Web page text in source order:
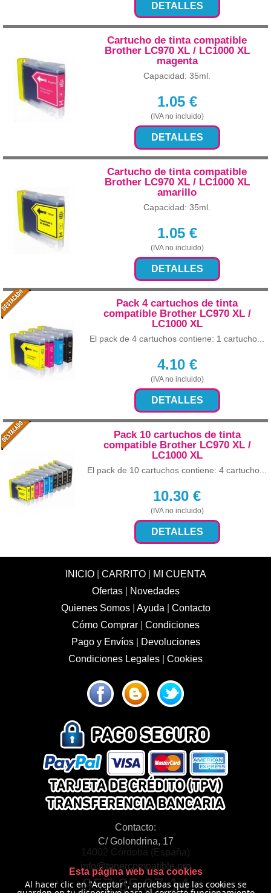
DETALLES
Cartucho de tinta compatible
Brother LC970 XL / LC1000 XL
magenta
Capacidad: 35ml.
1.05€
(IVA no incluido)
DETALLES
Cartucho de tinta compatible
Brother LC970 XL / LC1000 XL
amarillo
Capacidad: 35ml.
1.05€
(IVA no incluido)
DETALLES
Pack 4 cartuchos de tinta
compatible Brother LC970 XL /
LC1000 XL
El pack de 4 cartuchos contiene: 1 cartucho...
4.10€
(IVA no incluido)
DETALLES
Pack 10 cartuchos de tinta
compatible Brother LC970 XL /
LC1000 XL
El pack de 10 cartuchos contiene: 4 cartucho...
10.30 €
(IVA no incluido)
DETALLES
INICIO| CARRITO|
MI CUENTA
Ofertas|
Novedades
Quienes Somos| Ayuda
Contacto
Cómo Comprar| Condiciones
Pago y Envíos|
Devoluciones
Condiciones Legales
Cookies
Contacto:
C/ Golondrina, 17
14002 Córdoba (España)
info@tonercompatible.pro
957 35 97 14
Esta página web usa cookies
Al hacer clic en "Aceptar", apruebas que las cookies se